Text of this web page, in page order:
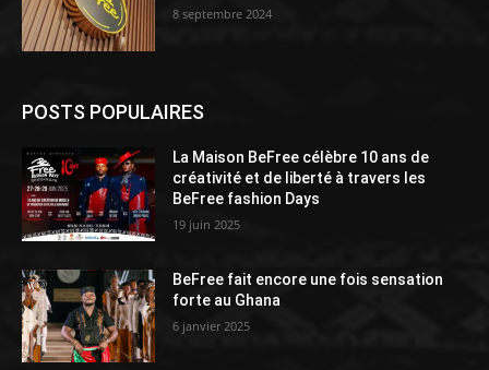
8 septembre 2024
POSTS POPULAIRES
La Maison BeFree célèbre 10 ans de
créativité et de liberté à travers les
BeFree fashion Days
19 juin 2025
BeFree fait encore une fois sensation
forte au Ghana
6 janvier 2025